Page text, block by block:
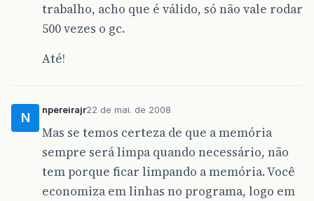
trabalho, acho que é válido, só não vale rodar
500 vezes o gc.
Até!
N
npereirajr22 de mai. de 2008
Mas se temos certeza de que a memória
sempre será limpa quando necessário, não
tem porque ficar limpando a memória. Você
economiza em linhas no programa, logo em